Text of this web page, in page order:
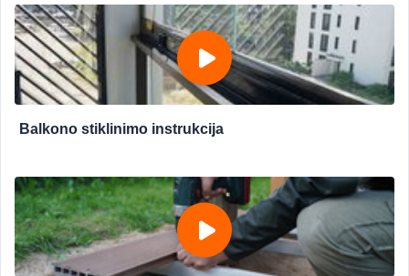
Balkono stiklinimo instrukcija